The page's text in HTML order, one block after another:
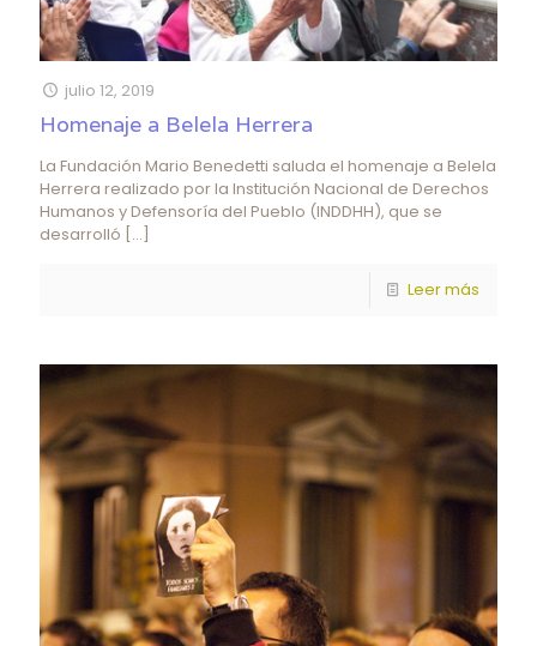
julio 12, 2019
Homenaje a Belela Herrera
La Fundación Mario Benedetti saluda el homenaje a Belela
Herrera realizado por la Institución Nacional de Derechos
Humanos y Defensoría del Pueblo (INDDHH), que se
desarrolló […]
Leer más